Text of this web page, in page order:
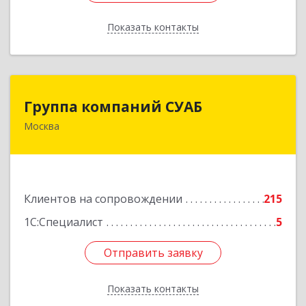
Показать контакты
Назад
Группа компаний СУАБ
Москва
Клиентов на сопровождении
215
1С:Специалист
5
Отправить заявку
Показать контакты
Группа компаний СУАБ
105082, Москва г, Почтовая Б. ул, дом 36, стр.9,
Отправить заявку
Назад